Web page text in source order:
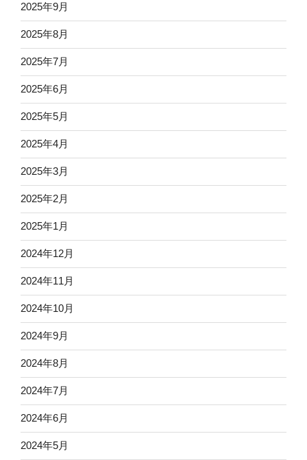
2025年9月
2025年8月
2025年7月
2025年6月
2025年5月
2025年4月
2025年3月
2025年2月
2025年1月
2024年12月
2024年11月
2024年10月
2024年9月
2024年8月
2024年7月
2024年6月
2024年5月